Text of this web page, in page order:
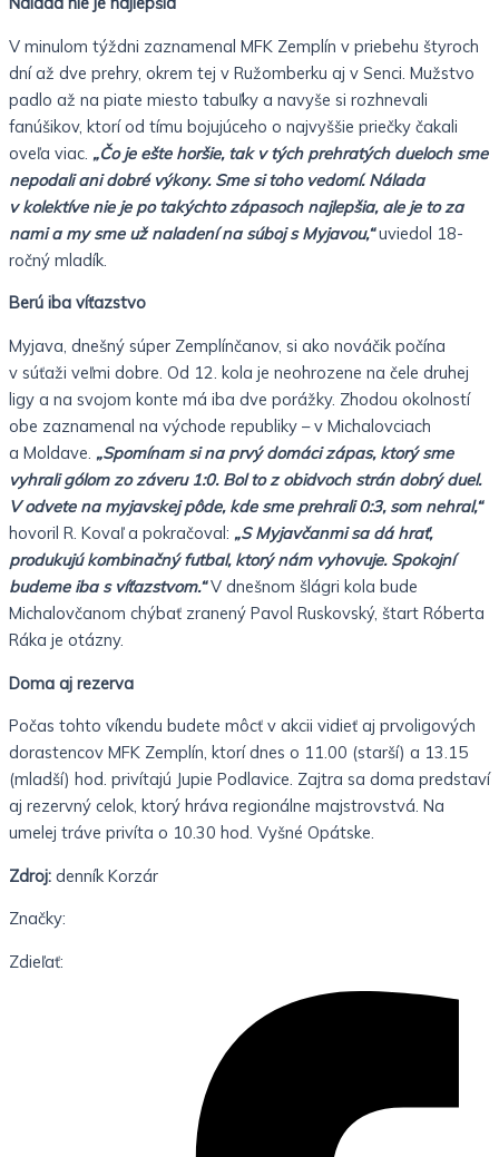
V minulom týždni zaznamenal MFK Zemplín v priebehu štyroch
dní až dve prehry, okrem tej v Ružomberku aj v Senci. Mužstvo
padlo až na piate miesto tabuľky a navyše si rozhnevali
fanúšikov, ktorí od tímu bojujúceho o najvyššie priečky čakali
oveľa viac. „Čo je ešte horšie, tak v tých prehratých dueloch sme
nepodali ani dobré výkony. Sme si toho vedomí. Nálada
v kolektíve nie je po takýchto zápasoch najlepšia, ale je to za
nami a my sme už naladení na súboj s Myjavou,“uviedol 18-
ročný mladík.
Berú iba víťazstvo
Myjava, dnešný súper Zemplínčanov, si ako nováčik počína
v súťaži veľmi dobre. Od 12. kola je neohrozene na čele druhej
ligy a na svojom konte má iba dve porážky. Zhodou okolností
obe zaznamenal na východe republiky – v Michalovciach
a Moldave. „Spomínam si na prvý domáci zápas, ktorý sme
vyhrali gólom zo záveru 1:0. Bol to z obidvoch strán dobrý duel.
V odvete na myjavskej pôde, kde sme prehrali 0:3, som nehral,“
hovoril R. Kovaľ a pokračoval: „S Myjavčanmi sa dá hrať,
produkujú kombinačný futbal, ktorý nám vyhovuje. Spokojní
budeme iba s víťazstvom.“V dnešnom šlágri kola bude
Michalovčanom chýbať zranený Pavol Ruskovský, štart Róberta
Ráka je otázny.
Doma aj rezerva
Počas tohto víkendu budete môcť v akcii vidieť aj prvoligových
dorastencov MFK Zemplín, ktorí dnes o 11.00 (starší) a 13.15
(mladší) hod. privítajú Jupie Podlavice. Zajtra sa doma predstaví
aj rezervný celok, ktorý hráva regionálne majstrovstvá. Na
umelej tráve privíta o 10.30 hod. Vyšné Opátske.
Zdroj: denník Korzár
Značky:
Zdieľať: